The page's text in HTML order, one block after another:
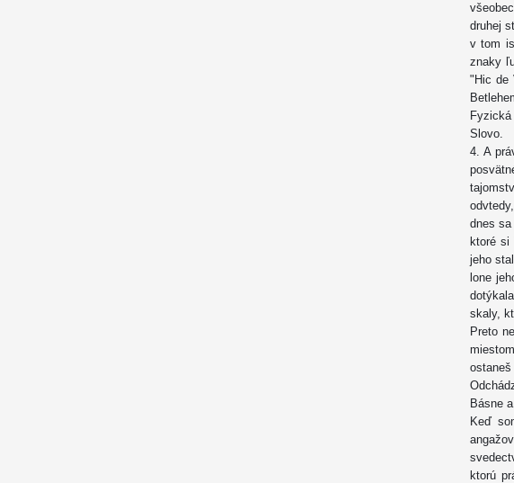
druhej
v tom
znaky
"Hic de
Slovo.
4. A
dnes
ktoré
jeho
lone
skaly,
Preto
Básne
Keď
ktorú